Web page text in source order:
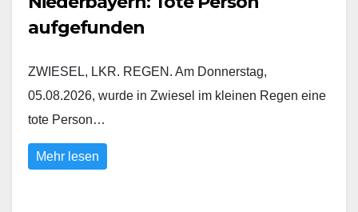
aufgefunden
ZWIESEL, LKR. REGEN. Am Donnerstag,
05.08.2026, wurde in Zwiesel im kleinen Regen eine
tote Person…
Mehr lesen